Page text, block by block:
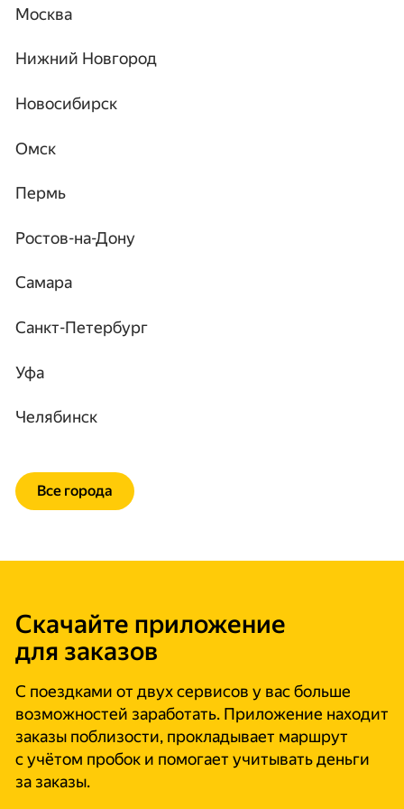
Москва
Нижний Новгород
Новосибирск
Омск
Пермь
Ростов-на-Дону
Самара
Санкт-Петербург
Уфа
Челябинск
Все города
Скачайте приложение
для заказов
С поездками от двух сервисов у вас больше
возможностей заработать. Приложение находит
заказы поблизости, прокладывает маршрут
с учётом пробок и помогает учитывать деньги
за заказы.